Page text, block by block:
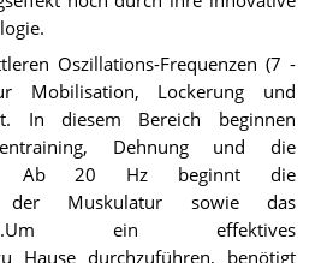
Oszillations-Frequenzen (7 -
Mobilisation, Lockerung und
In diesem Bereich beginnen
Dehnung und die
Ab 20 Hz beginnt die
der Muskulatur sowie das
ein effektives
Hause durchzuführen, benötigt